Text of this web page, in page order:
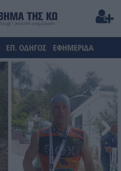
ΕΠ. ΟΔΗΓΟΣ ΕΦΗΜΕΡΙΔΑ